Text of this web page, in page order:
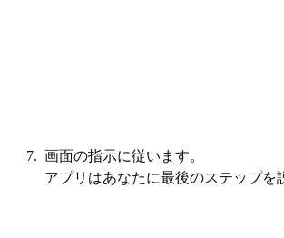
7. 画面の指示に従います。
アプリはあなたに最後のステップを